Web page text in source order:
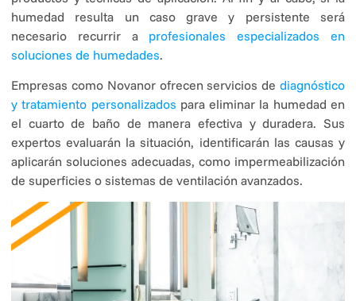
humedad resulta un caso grave y persistente será
necesario recurrir a profesionales especializados en
soluciones de humedades.
Empresas como Novanor ofrecen servicios de diagnóstico
y tratamiento personalizados para eliminar la humedad en
el cuarto de baño de manera efectiva y duradera. Sus
expertos evaluarán la situación, identificarán las causas y
aplicarán soluciones adecuadas, como impermeabilización
de superficies o sistemas de ventilación avanzados.